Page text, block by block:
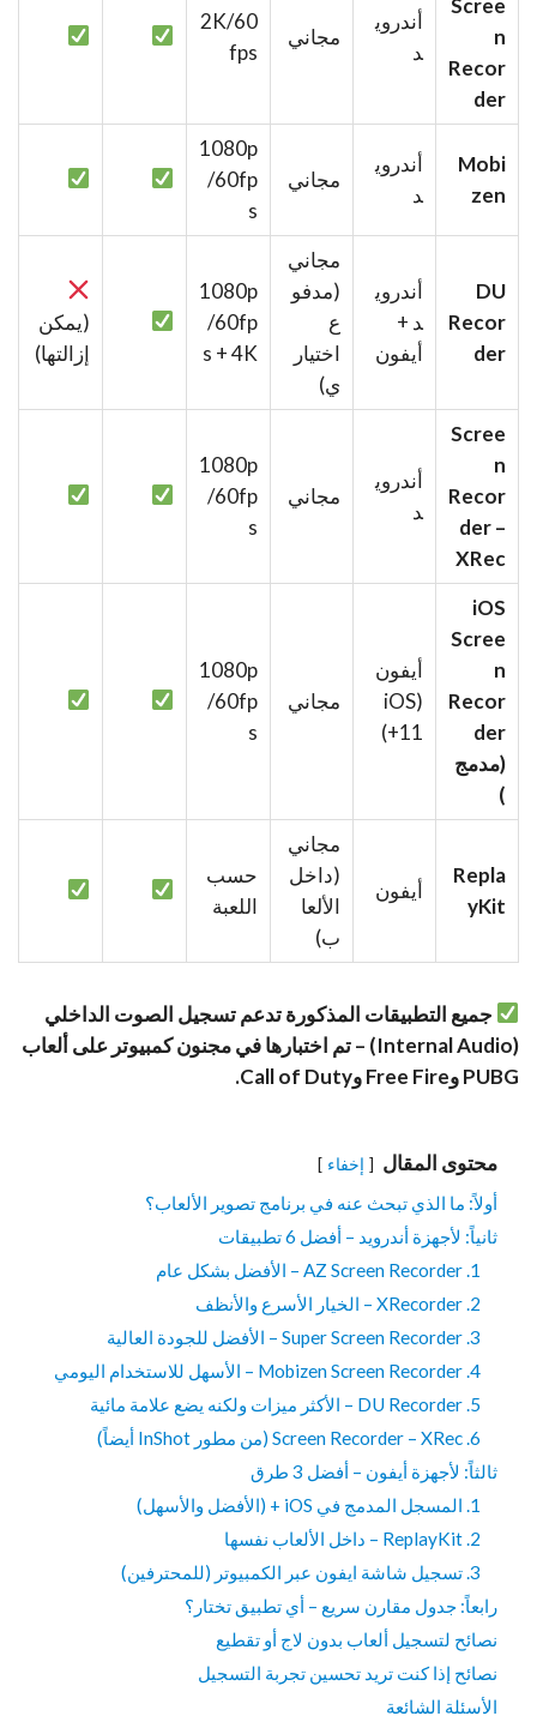
n
Recor
der
أندروي
د
مجاني
2K/60
fps
Mobi
zen
أندروي
د
مجاني
1080p
/60fp
s
DU
Recor
der
أندروي
د +
أيفون
مجاني
(مدفو
ع
اختيار
ي)
1080p
/60fp
s + 4K
(يمكن
إزالتها)
Scree
n
Recor
der –
XRec
أندروي
د
مجاني
1080p
/60fp
s
iOS
Scree
n
Recor
der
(مدمج
)
أيفون
(iOS
11+)
مجاني
1080p
/60fp
s
Repla
yKit
أيفون
مجاني
(داخل
الألعا
ب)
حسب
اللعبة
جميع التطبيقات المذكورة تدعم تسجيل الصوت الداخلي
(Internal Audio) – تم اختبارها في مجنون كمبيوتر على ألعاب
PUBG وFree Fire وCall of Duty.
محتوى المقال إخفاء
أولاً: ما الذي تبحث عنه في برنامج تصوير الألعاب؟
ثانياً: لأجهزة أندرويد – أفضل 6 تطبيقات
1. AZ Screen Recorder – الأفضل بشكل عام
2. XRecorder – الخيار الأسرع والأنظف
3. Super Screen Recorder – الأفضل للجودة العالية
4. Mobizen Screen Recorder – الأسهل للاستخدام اليومي
5. DU Recorder – الأكثر ميزات ولكنه يضع علامة مائية
6. Screen Recorder – XRec (من مطور InShot أيضاً)
ثالثاً: لأجهزة أيفون – أفضل 3 طرق
1. المسجل المدمج في iOS + (الأفضل والأسهل)
2. ReplayKit – داخل الألعاب نفسها
3. تسجيل شاشة ايفون عبر الكمبيوتر (للمحترفين)
رابعاً: جدول مقارن سريع – أي تطبيق تختار؟
نصائح لتسجيل ألعاب بدون لاج أو تقطيع
نصائح إذا كنت تريد تحسين تجربة التسجيل
الأسئلة الشائعة